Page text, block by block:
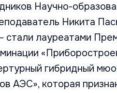
Научно-
Никита
стали лауреатами
гибридный
АЭС», которая